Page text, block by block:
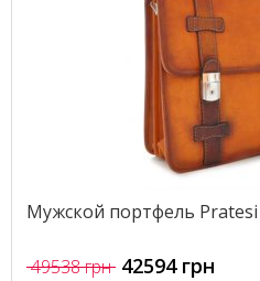
Мужской портфель Pratesi
49538 грн 42594 грн